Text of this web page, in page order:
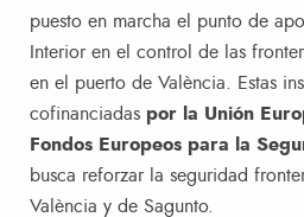
puesto en marcha el punto de
Interior en el control de las
en el puerto de València. Estas
cofinanciadas por la Unión
Fondos Europeos para la
busca reforzar la seguridad
València y de Sagunto.